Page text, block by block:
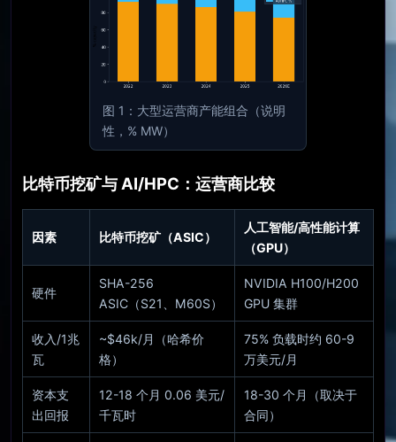
图 1：大型运营商产能组合（说明
性，% MW）
比特币挖矿与 AI/HPC：运营商比较
因素 比特币挖矿（ASIC）
人工智能/高性能计算
（GPU）
硬件
SHA-256
ASIC（S21、M60S）
NVIDIA H100/H200
GPU 集群
收入/1兆
瓦
~$46k/月（哈希价
格）
75% 负载时约 60-9
万美元/月
资本支
出回报
12-18 个月 0.06 美元/
千瓦时
18-30 个月（取决于
合同）